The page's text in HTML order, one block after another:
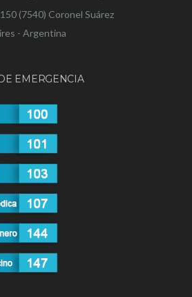
(7540) Coronel Suárez
- Argentina
EMERGENCIA